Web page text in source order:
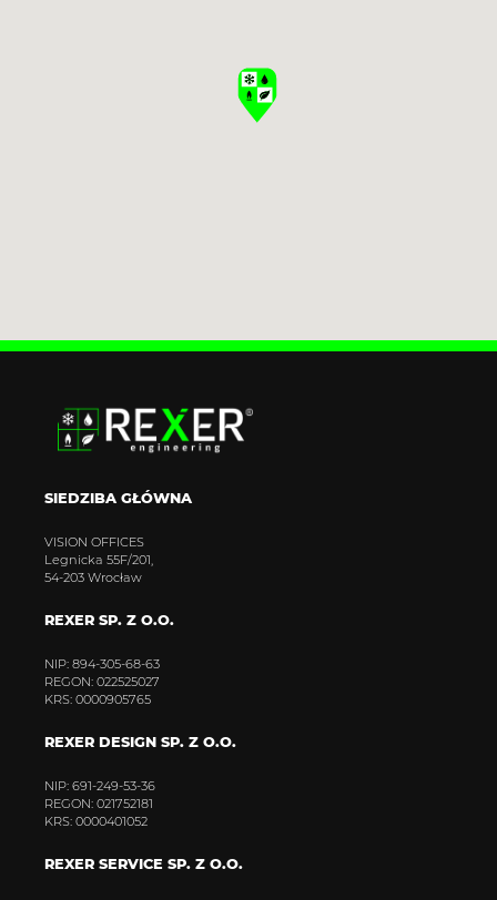
SIEDZIBA GŁÓWNA
VISION OFFICES
Legnicka 55F/201,
54-203 Wrocław
REXER SP. Z O.O.
NIP: 894-305-68-63
REGON: 022525027
KRS: 0000905765
REXER DESIGN SP. Z O.O.
NIP: 691-249-53-36
REGON: 021752181
KRS: 0000401052
REXER SERVICE SP. Z O.O.